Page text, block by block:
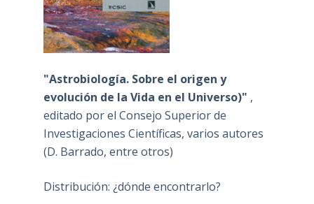
"Astrobiología. Sobre el origen y
evolución de la Vida en el Universo)" ,
editado por el Consejo Superior de
Investigaciones Científicas, varios autores
(D. Barrado, entre otros)
Distribución: ¿dónde encontrarlo?